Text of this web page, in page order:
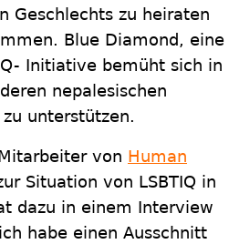
Geschlechts zu heiraten
Blue Diamond, eine
Initiative bemüht sich in
nepalesischen
unterstützen.
von Human
Situation von LSBTIQ in
dazu in einem Interview
habe einen Ausschnitt